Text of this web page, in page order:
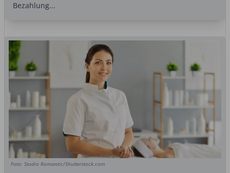
Bezahlung...
Foto: Studio Romantic/Shutterstock.com